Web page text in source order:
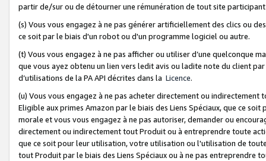
partir de/sur ou de détourner une rémunération de tout site
(s) Vous vous engagez à ne pas générer artificiellement des clics ou
ce soit par le biais d'un robot ou d'un programme logiciel ou autre.
(t) Vous vous engagez à ne pas afficher ou utiliser d’une quelconque
que vous ayez obtenu un lien vers ledit avis ou ladite note du client
d’utilisations de la PA API décrites dans la Licence.
(u) Vous vous engagez à ne pas acheter directement ou
Eligible aux primes Amazon par le biais des Liens Spéciaux, que ce
morale et vous vous engagez à ne pas autoriser, demander ou
directement ou indirectement tout Produit ou à entreprendre toute
que ce soit pour leur utilisation, votre utilisation ou l'utilisation de
tout Produit par le biais des Liens Spéciaux ou à ne pas entreprendre